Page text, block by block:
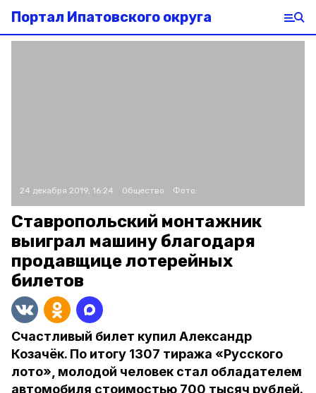
Портал Ипатовского округа
24 декабря 2019, 16:24 Общество Фото:
Ставропольский монтажник
выиграл машину благодаря
продавщице лотерейных
билетов
Счастливый билет купил Александр
Козачёк. По итогу 1307 тиража «Русского
лото», молодой человек стал обладателем
автомобиля стоимостью 700 тысяч рублей.